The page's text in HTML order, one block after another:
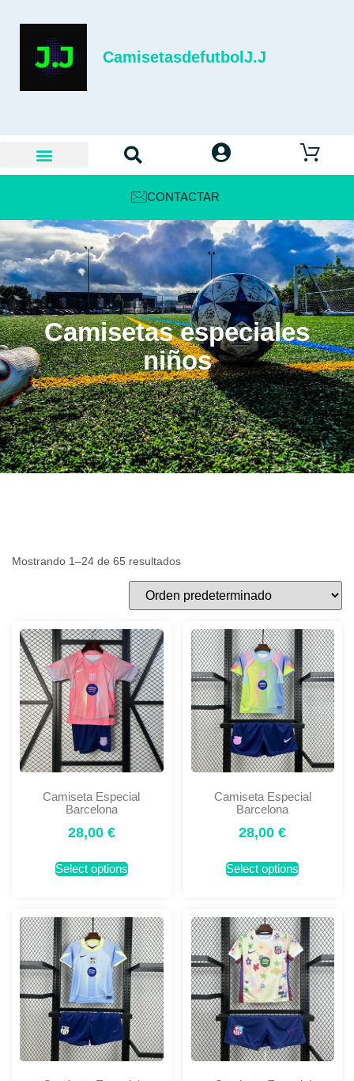
CamisetasdefutbolJ.J
CONTACTAR
Camisetas especiales
niños
Mostrando 1–24 de 65 resultados
Camiseta Especial
Barcelona
28,00 €
Select options
Camiseta Especial
Barcelona
28,00€
Select options